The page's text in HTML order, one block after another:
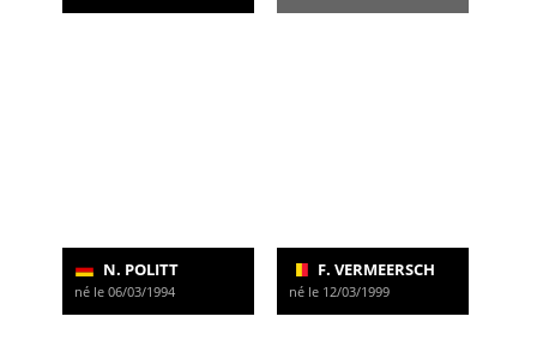
N. POLITT
né le 06/03/1994
F. VERMEERSCH
né le 12/03/1999